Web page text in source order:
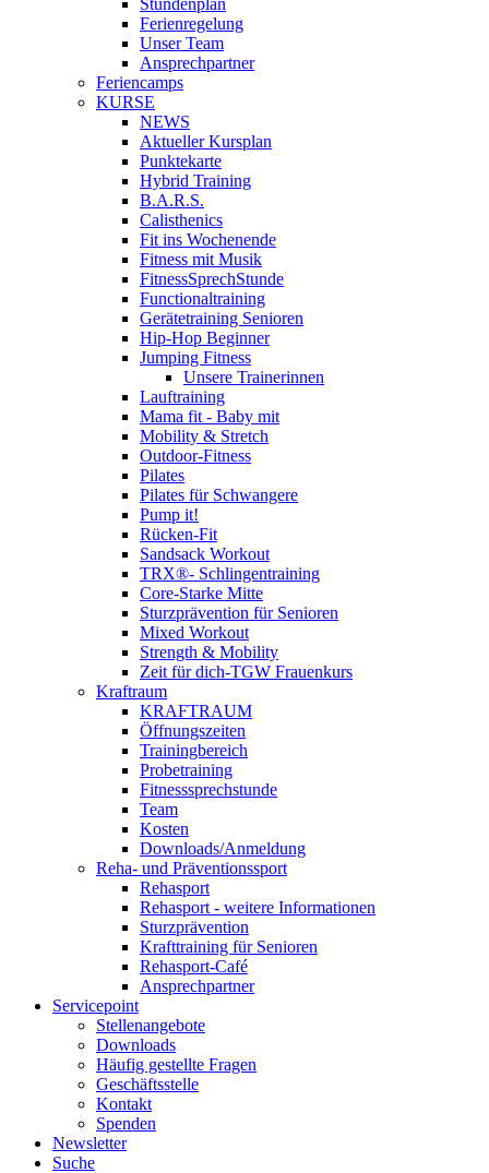
Stundenplan
Ferienregelung
Unser Team
Ansprechpartner
Feriencamps
KURSE
NEWS
Aktueller Kursplan
Punktekarte
Hybrid Training
B.A.R.S.
Calisthenics
Fit ins Wochenende
Fitness mit Musik
FitnessSprechStunde
Functionaltraining
Gerätetraining Senioren
Hip-Hop Beginner
Jumping Fitness
Unsere Trainerinnen
Lauftraining
Mama fit - Baby mit
Mobility & Stretch
Outdoor-Fitness
Pilates
Pilates für Schwangere
Pump it!
Rücken-Fit
Sandsack Workout
TRX®- Schlingentraining
Core-Starke Mitte
Sturzprävention für Senioren
Mixed Workout
Strength & Mobility
Zeit für dich-TGW Frauenkurs
Kraftraum
KRAFTRAUM
Öffnungszeiten
Trainingbereich
Probetraining
Fitnesssprechstunde
Team
Kosten
Downloads/Anmeldung
Reha- und Präventionssport
Rehasport
Rehasport - weitere Informationen
Sturzprävention
Krafttraining für Senioren
Rehasport-Café
Ansprechpartner
Servicepoint
Stellenangebote
Downloads
Häufig gestellte Fragen
Geschäftsstelle
Kontakt
Spenden
Newsletter
Suche